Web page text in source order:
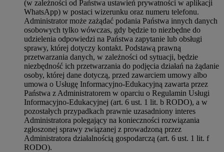
(w zależności od Państwa ustawień prywatności w aplikacji
WhatsApp) w postaci wizerunku oraz numeru telefonu.
Administrator może zażądać podania Państwa innych danych
osobowych tylko wówczas, gdy będzie to niezbędne do
udzielenia odpowiedzi na Państwa zapytanie lub obsługi
sprawy, której dotyczy kontakt. Podstawą prawną
przetwarzania danych, w zależności od sytuacji, będzie
niezbędność ich przetwarzania do podjęcia działań na żądanie
osoby, której dane dotyczą, przed zawarciem umowy albo
umowa o Usługę Informacyjno-Edukacyjną zawarta przez
Państwa z Administratorem w oparciu o Regulamin Usługi
Informacyjno-Edukacyjnej (art. 6 ust. 1 lit. b RODO), a w
pozostałych przypadkach prawnie uzasadniony interes
Administratora polegający na konieczności rozwiązania
zgłoszonej sprawy związanej z prowadzoną przez
Administratora działalnością gospodarczą (art. 6 ust. 1 lit. f
RODO).